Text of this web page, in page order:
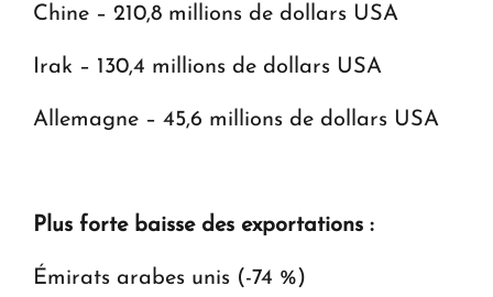
Chine – 210,8 millions de dollars USA
Irak – 130,4 millions de dollars USA
Allemagne – 45,6 millions de dollars USA
Plus forte baisse des exportations :
Émirats arabes unis (-74 %)